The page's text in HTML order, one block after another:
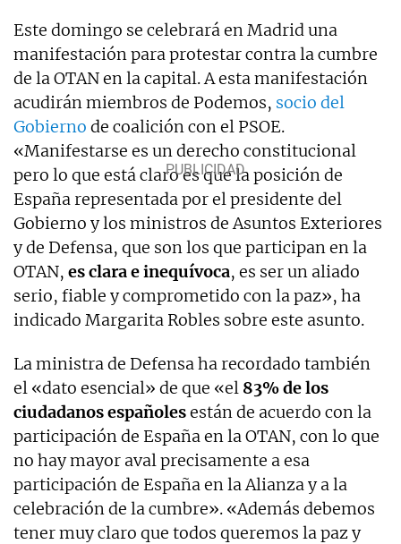
Este domingo se celebrará en Madrid una
manifestación para protestar contra la cumbre
de la OTAN en la capital. A esta manifestación
acudirán miembros de Podemos, socio del
Gobierno de coalición con el PSOE.
«Manifestarse es un derecho constitucional
pero lo que está claro es que la posición de
España representada por el presidente del
Gobierno y los ministros de Asuntos Exteriores
y de Defensa, que son los que participan en la
OTAN, es clara e inequívoca, es ser un aliado
serio, fiable y comprometido con la paz», ha
indicado Margarita Robles sobre este asunto.
La ministra de Defensa ha recordado también
el «dato esencial» de que «el 83% de los
ciudadanos españolesestán de acuerdo con la
participación de España en la OTAN, con lo que
no hay mayor aval precisamente a esa
participación de España en la Alianza y a la
celebración de la cumbre». «Además debemos
tener muy claro que todos queremos la paz y